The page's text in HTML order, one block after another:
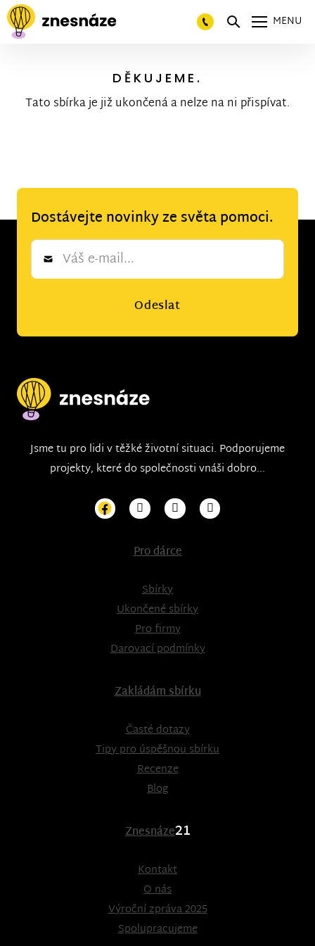
MENU
DĚKUJEME.
Tato sbírka je již ukončená a nelze na ni přispívat.
Dostávejte novinky ze světa pomoci.
Newsletter
Odeslat
Jsme tu pro lidi v těžké životní situaci. Podporujeme
projekty, které do společnosti vnáši dobro...
Pro dárce
Sbírky
Ukončené sbírky
Pro firmy
Darovací podmínky
Zakládám sbírku
Časté dotazy
Tipy pro úspěšnou sbírku
Recenze
Blog
Znesnáze21
Kontakt
O nás
Výroční zpráva 2025
Spolupracujeme